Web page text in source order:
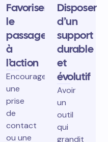
Favoriser
le
passage
à
l’action
Encourager
une
prise
de
contact
ou une
Disposer
d’un
support
durable
et
évolutif
Avoir
un
outil
qui
grandit